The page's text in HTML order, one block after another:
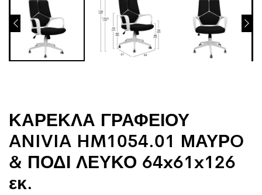
ΚΑΡΕΚΛΑ ΓΡΑΦΕΙΟΥ
ANIVIA HM1054.01 ΜΑΥΡO
& ΠΟΔΙ ΛΕΥΚΟ 64x61x126
εκ.